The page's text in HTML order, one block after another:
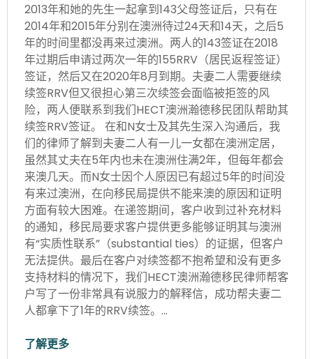
2013年和她的先生一起拿到143父母签证后，只有在
2014年和2015年分别在澳洲待过24天和14天，之后5
年的时间里都没再来过澳洲。两人的143签证在2018
年过期后申请过两次一年的155RRV（居民返程签证）
签证，然后又在2020年8月到期。夫妻二人需要继续
续签RRV但又很担心第三次续签会面临被拒签的风
险，两人便联系到我们HECT澳洲瀚德移民团队帮助其
续签RRV签证。 在和N女士及其先生深入沟通后，我
们的律师了解到夫妻二人有一儿一女都在澳洲定居，
虽然其丈夫在5年内也未在澳洲住满2年，但每年都会
来澳几天。而N女士因个人原因已有超过5年的时间没
有来过澳洲，在向移民局提供不能来澳的原因和证明
方面有较大困难。在递签期间，客户收到过补充材料
的通知，移民局要求客户提供更多能够证明其与澳洲
有“实质性联系”（substantial ties）的证据，但客户
无法提供。最后在客户对续签都不抱希望和没有更多
支持材料的情况下，我们HECT澳洲瀚德移民律师帮客
户写了一份非常具有说服力的解释信，成功帮夫妻二
人都拿下了1年的RRV续签。…
了解更多